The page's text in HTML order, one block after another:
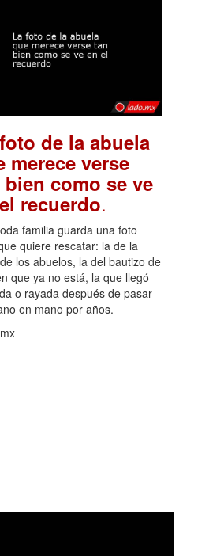
de la abuela
merece verse
como se ve
recuerdo.
familia guarda una foto
quiere rescatar: la de la
los abuelos, la del bautizo de
que ya no está, la que llegó
o rayada después de pasar
en mano por años.